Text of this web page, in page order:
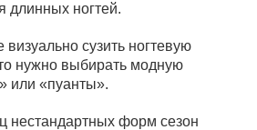
длинных ногтей.
сузить ногтевую
нужно выбирать модную
или «пуанты».
нестандартных форм сезон